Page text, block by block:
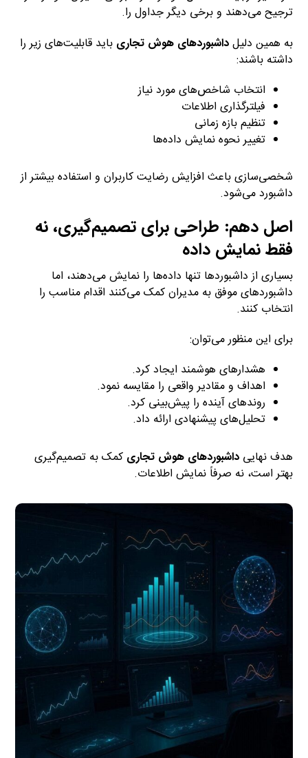
ترجیح می‌دهند و برخی دیگر جداول را.
به همین دلیلداشبوردهای هوش تجاری باید قابلیت‌های زیر را
داشته باشند:
انتخاب شاخص‌های مورد نیاز
فیلترگذاری اطلاعات
تنظیم بازه زمانی
تغییر نحوه نمایش داده‌ها
شخصی‌سازی باعث افزایش رضایت کاربران و استفاده بیشتر از
داشبورد می‌شود.
اصل دهم: طراحی برای تصمیم‌گیری، نه
فقط نمایش داده
بسیاری از داشبوردها تنها داده‌ها را نمایش می‌دهند، اما
داشبوردهای موفق به مدیران کمک می‌کنند اقدام مناسب را
انتخاب کنند.
برای این منظور می‌توان:
هشدارهای هوشمند ایجاد کرد.
اهداف و مقادیر واقعی را مقایسه نمود.
روندهای آینده را پیش‌بینی کرد.
تحلیل‌های پیشنهادی ارائه داد.
هدف نهاییداشبوردهای هوش تجاری کمک به تصمیم‌گیری
بهتر است، نه صرفاً نمایش اطلاعات.